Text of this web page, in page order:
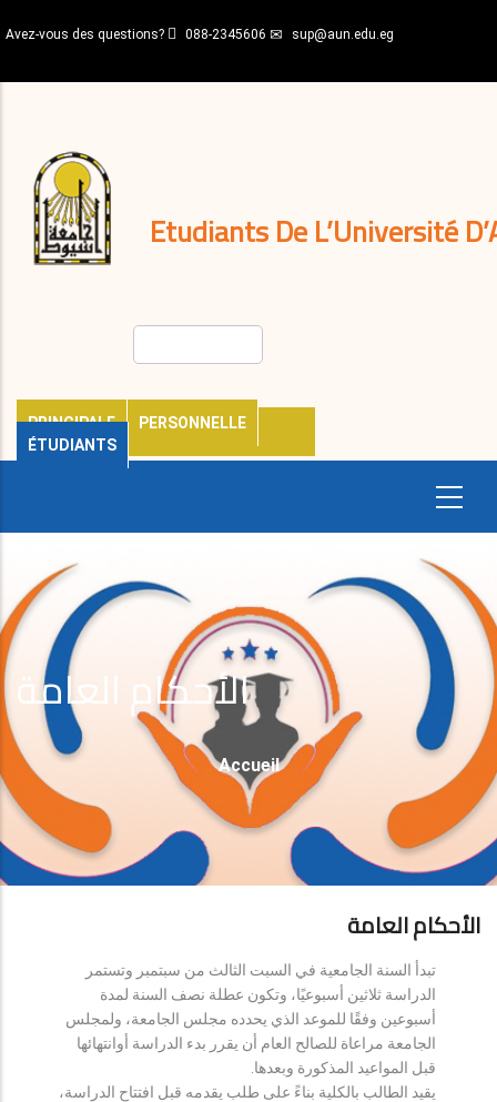
au
principal
Avez-vous des questions? 088-2345606 sup@aun.edu.eg
Etudiants De L’Université
PRINCIPALE
PERSONNELLE
ÉTUDIANTS
décisions
Expatriés
Journal
الأحكام العامة
Fil
D'Ariane
Accueil
الأحكام العامة
تبدأ السنة الجامعية في السبت الثالث من سبتمبر وتستمر
الدراسة ثلاثين أسبوعيًا، وتكون عطلة نصف السنة لمدة
أسبوعين وفقًا للموعد الذي يحدده مجلس الجامعة، ولمجلس
الجامعة مراعاة للصالح العام أن يقرر بدء الدراسة أوانتهائها
قبل المواعيد المذكورة وبعدها.
يقيد الطالب بالكلية بناءً على طلب يقدمه قبل افتتاح الدراسة،